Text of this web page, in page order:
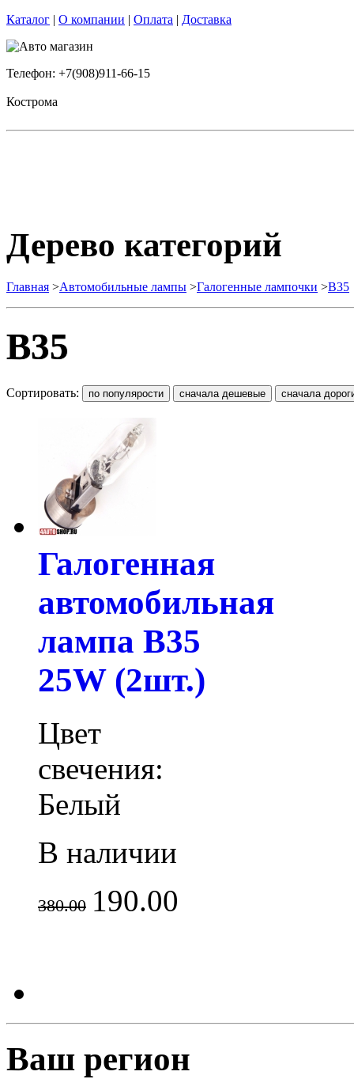
Каталог | О компании | Оплата | Доставка
Телефон: +7(908)911-66-15
Кострома
Дерево категорий
Главная >Автомобильные лампы >Галогенные лампочки >B35
B35
Сортировать:
Галогенная
автомобильная
лампа B35
25W (2шт.)
Цвет
свечения:
Белый
В наличии
380.00 190.00
Ваш регион